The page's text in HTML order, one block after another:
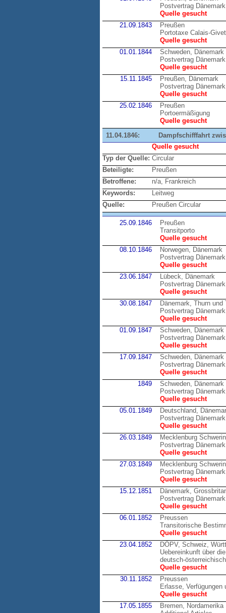
Postvertrag
Quelle gesucht
21.09.1843
Preußen
Portotaxe Calais-Givet
Quelle gesucht
01.01.1844
Schweden, Dänemark
Postvertrag
Quelle gesucht
15.11.1845
Preußen, Dänemark
Postvertrag
Quelle gesucht
25.02.1846
Preußen
Portoermäßigung
Quelle gesucht
11.04.1846:
Dampfschifffahrt
Quelle gesucht
Typ der Quelle: Circular
Beteiligte:
Preußen
Betroffene:
n/a, Frankreich
Keywords:
Leitweg
Quelle:
Preußen Circular
25.09.1846
Preußen
Transitporto
Quelle gesucht
08.10.1846
Norwegen, Dänemark
Postvertrag
Quelle gesucht
23.06.1847
Lübeck, Dänemark
Postvertrag
Quelle gesucht
30.08.1847
Dänemark, Thurn und
Postvertrag
Quelle gesucht
01.09.1847
Schweden, Dänemark
Postvertrag
Quelle gesucht
17.09.1847
Schweden, Dänemark
Postvertrag
Quelle gesucht
1849
Schweden, Dänemark
Postvertrag
Quelle gesucht
05.01.1849
Deutschland,
Postvertrag
Quelle gesucht
26.03.1849
Mecklenburg
Postvertrag
Quelle gesucht
27.03.1849
Mecklenburg
Postvertrag
Quelle gesucht
15.12.1851
Dänemark,
Postvertrag
Quelle gesucht
06.01.1852
Preussen
Transitorische
Quelle gesucht
23.04.1852
DÖPV, Schweiz,
Uebereinkunft über
deutsch-
Quelle gesucht
30.11.1852
Preussen
Erlasse,
Quelle gesucht
17.05.1855
Bremen, Nordamerika